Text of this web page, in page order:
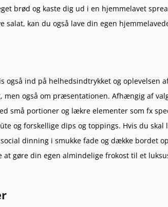
brød og kaste dig ud i en hjemmelavet
salat, kan du også lave din egen
ind på helhedsindtrykket og oplevelsen
men også om præsentationen. Afhængig af
små portioner og lækre elementer som fx
og forskellige dips og toppings. Hvis du skal
dinning i smukke fade og dække bordet
gøre din egen almindelige frokost til et